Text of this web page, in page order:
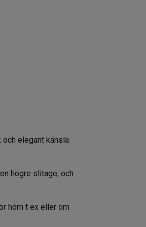
elegant känsla
högre slitage, och
hörn t ex eller om